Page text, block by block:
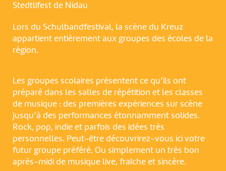
Stedtlifest de Nidau
Lors du Schulbandfestival, la scène du Kreuz
appartient entièrement aux groupes des écoles de la
région.
Les groupes scolaires présentent ce qu’ils ont
préparé dans les salles de répétition et les classes
de musique : des premières expériences sur scène
jusqu’à des performances étonnamment solides.
Rock, pop, indie et parfois des idées très
personnelles. Peut-être découvrirez-vous ici votre
futur groupe préféré. Ou simplement un très bon
après-midi de musique live, fraîche et sincère.